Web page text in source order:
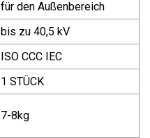
für den Außenbereich
bis zu 40,5 kV
ISO CCC IEC
1 STÜCK
7-8kg